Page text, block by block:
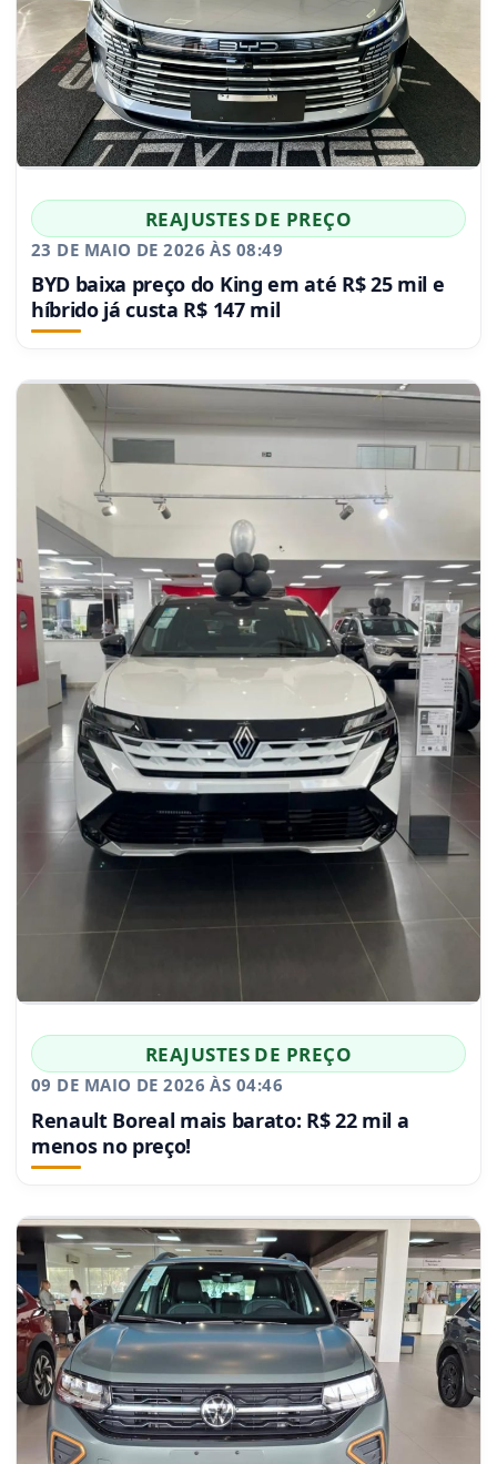
REAJUSTES DE PREÇO
23 DE MAIO DE 2026 ÀS 08:49
BYD baixa preço do King em até R$ 25 mil e
híbrido já custa R$ 147 mil
REAJUSTES DE PREÇO
09 DE MAIO DE 2026 ÀS 04:46
Renault Boreal mais barato: R$ 22 mil a
menos no preço!